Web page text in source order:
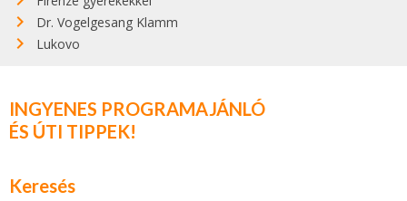
Dr. Vogelgesang Klamm
Lukovo
INGYENES PROGRAMAJÁNLÓ
ÉS ÚTI TIPPEK!
Keresés